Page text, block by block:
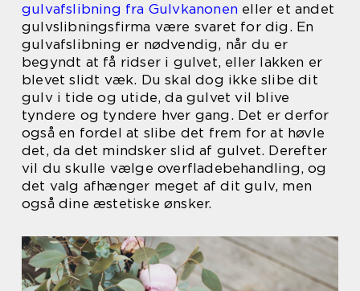
gulvafslibning fra Gulvkanonen eller et andet
gulvslibningsfirma være svaret for dig. En
gulvafslibning er nødvendig, når du er
begyndt at få ridser i gulvet, eller lakken er
blevet slidt væk. Du skal dog ikke slibe dit
gulv i tide og utide, da gulvet vil blive
tyndere og tyndere hver gang. Det er derfor
også en fordel at slibe det frem for at høvle
det, da det mindsker slid af gulvet. Derefter
vil du skulle vælge overfladebehandling, og
det valg afhænger meget af dit gulv, men
også dine æstetiske ønsker.